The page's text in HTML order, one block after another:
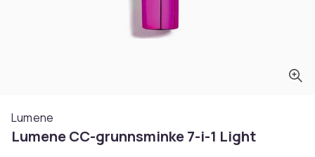
Lumene
Lumene CC-grunnsminke 7-i-1 Light